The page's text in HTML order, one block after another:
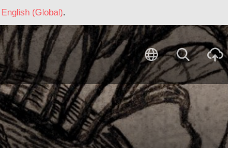
English (Global).